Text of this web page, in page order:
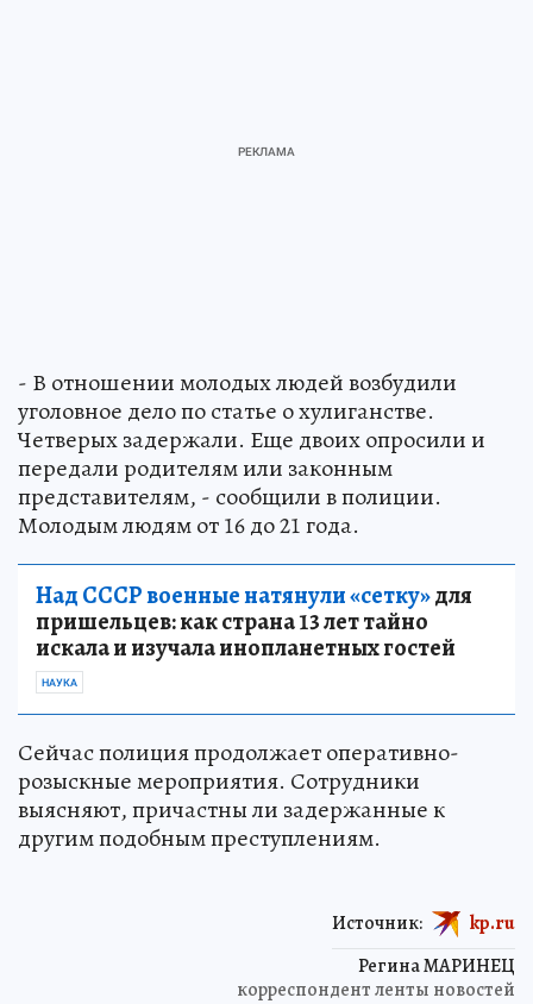
- В отношении молодых людей возбудили
уголовное дело по статье о хулиганстве.
Четверых задержали. Еще двоих опросили и
передали родителям или законным
представителям, - сообщили в полиции.
Молодым людям от 16 до 21 года.
Над СССР военные натянули «сетку»для
пришельцев: как страна 13 лет тайно
искала и изучала инопланетных гостей
НАУКА
Сейчас полиция продолжает оперативно-
розыскные мероприятия. Сотрудники
выясняют, причастны ли задержанные к
другим подобным преступлениям.
Регина МАРИНЕЦ
корреспондент ленты новостей
Источник: kp.ru